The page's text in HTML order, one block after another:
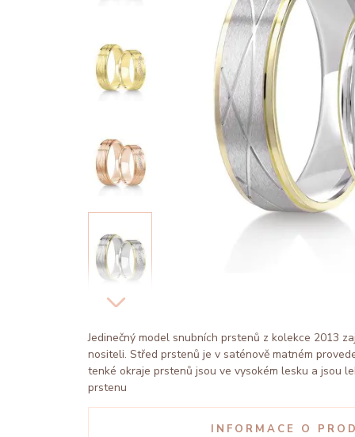
Jedinečný model snubních prstenů z kolekce 2013
nositeli. Střed prstenů je v saténově matném
tenké okraje prstenů jsou ve vysokém lesku a jsou
prstenu
INFORMACE O